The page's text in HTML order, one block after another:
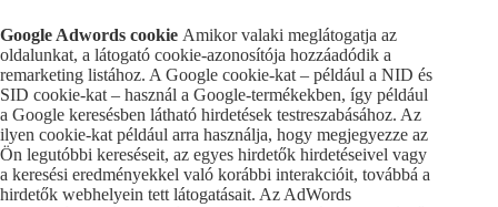
Google Adwords cookie Amikor valaki meglátogatja az
oldalunkat, a látogató cookie-azonosítója hozzáadódik a
remarketing listához. A Google cookie-kat – például a NID és
SID cookie-kat – használ a Google-termékekben, így például
a Google keresésben látható hirdetések testreszabásához. Az
ilyen cookie-kat például arra használja, hogy megjegyezze az
Ön legutóbbi kereséseit, az egyes hirdetők hirdetéseivel vagy
a keresési eredményekkel való korábbi interakcióit, továbbá a
hirdetők webhelyein tett látogatásait. Az AdWords